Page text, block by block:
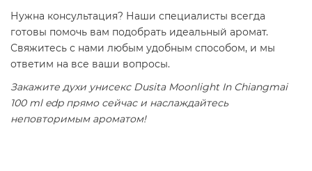
Нужна консультация? Наши специалисты всегда
готовы помочь вам подобрать идеальный аромат.
Свяжитесь с нами любым удобным способом, и мы
ответим на все ваши вопросы.
Закажите духи унисекс Dusita Moonlight In Chiangmai
100 ml edp прямо сейчас и наслаждайтесь
неповторимым ароматом!